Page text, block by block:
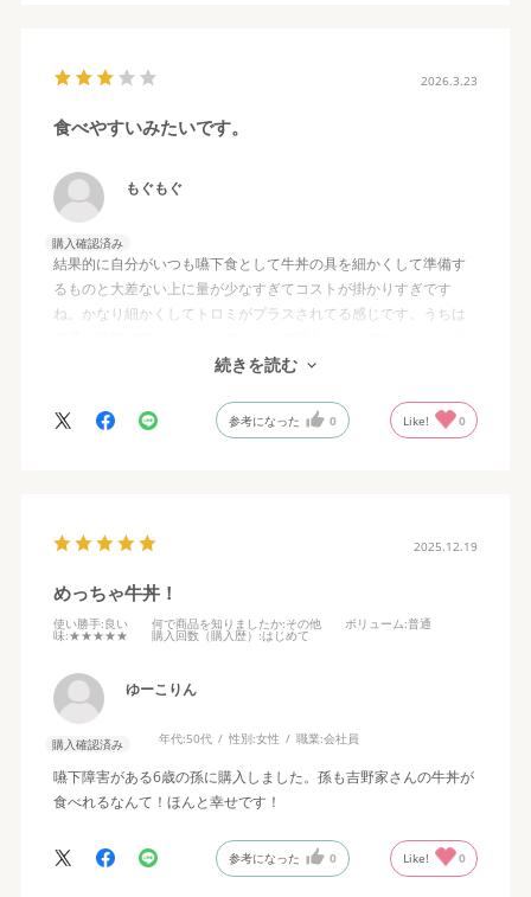
2026.3.23
食べやすいみたいです。
もぐもぐ
購入確認済み
結果的に自分がいつも嚥下食として牛丼の具を細かくして準備す
るものと大差ない上に量が少なすぎてコストが掛かりすぎです
ね。かなり細かくしてトロミがプラスされてる感じです。うちは
し量が多ければと言う感じです。高齢者に合わせた両なのかな。
続きを読む
参考になった 0 Like! 0
2025.12.19
めっちゃ牛丼！
使い勝手:良い 何で商品を知りましたか:その他 ボリューム:普通
味:★★★★★ 購入回数（購入歴） :はじめて
ゆーこりん
購入確認済み 年代:50代 性別:女性 職業:会社員
嚥下障害がある6歳の孫に購入しました。孫も吉野家さんの牛丼が
食べれるなんて！ほんと幸せです！
参考になった 0 Like! 0